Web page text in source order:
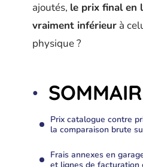
ajoutés, le prix final en
vraiment inférieur à
physique ?
Prix catalogue contre
la comparaison brute
Frais annexes en
et lignes de facturation